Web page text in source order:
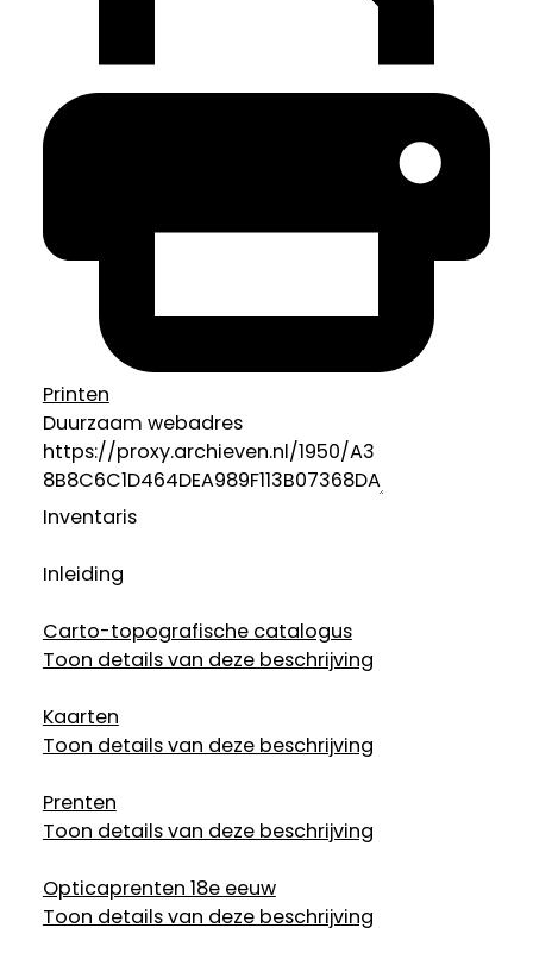
Printen
Duurzaam webadres
Inventaris
Inleiding
Carto-topografische catalogus
Toon details van deze beschrijving
Kaarten
Toon details van deze beschrijving
Prenten
Toon details van deze beschrijving
Opticaprenten 18e eeuw
Toon details van deze beschrijving